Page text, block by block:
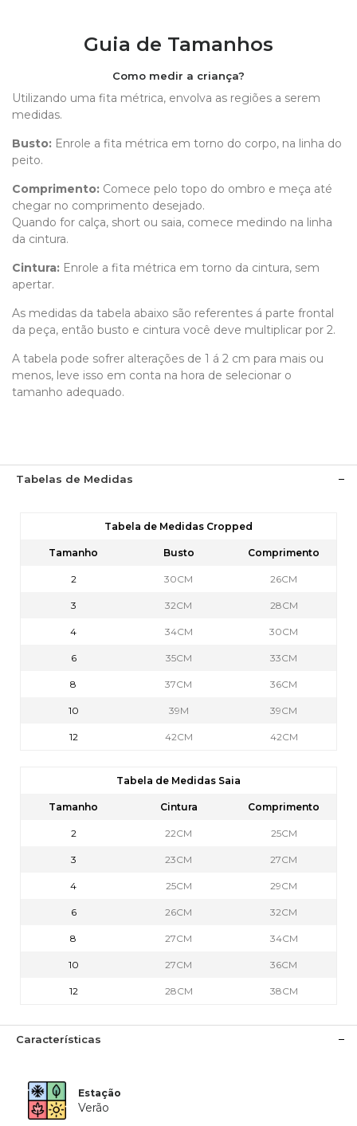
Guia de Tamanhos
Como medir a criança?
Utilizando uma fita métrica, envolva as regiões a serem
medidas.
Busto: Enrole a fita métrica em torno do corpo, na linha do
peito.
Comprimento: Comece pelo topo do ombro e meça até
chegar no comprimento desejado.
Quando for calça, short ou saia, comece medindo na linha
da cintura.
Cintura: Enrole a fita métrica em torno da cintura, sem
apertar.
As medidas da tabela abaixo são referentes á parte frontal
da peça, então busto e cintura você deve multiplicar por 2.
A tabela pode sofrer alterações de 1 á 2 cm para mais ou
menos, leve isso em conta na hora de selecionar o
tamanho adequado.
Tabelas de Medidas
Tabela de Medidas Cropped
Tamanho Busto Comprimento
2 30CM 26CM
3 32CM 28CM
4 34CM 30CM
6 35CM 33CM
8 37CM 36CM
10 39M 39CM
12 42CM 42CM
Tabela de Medidas Saia
Tamanho Cintura Comprimento
2 22CM 25CM
3 23CM 27CM
4 25CM 29CM
6 26CM 32CM
8 27CM 34CM
10 27CM 36CM
12 28CM 38CM
Características
Estação
Verão